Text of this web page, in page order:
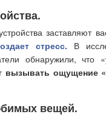
заставляют
стресс. В
обнаружили, что
вызывать ощущение
вещей.